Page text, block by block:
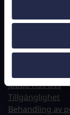
Hitta snabbt
Jobba hos oss
Tillgänglighet
Behandling av